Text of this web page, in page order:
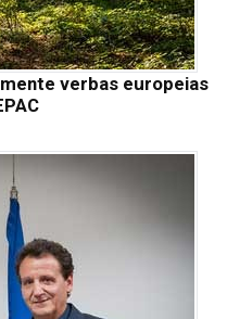
verbas europeias